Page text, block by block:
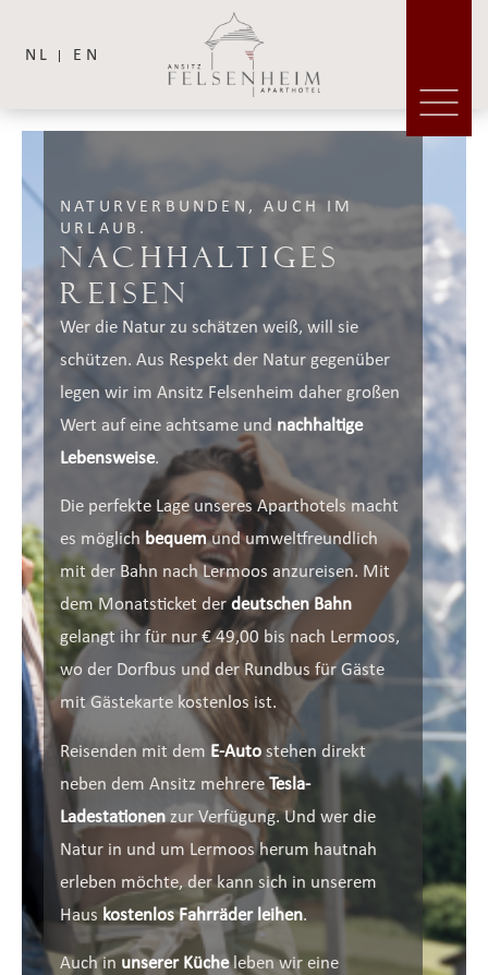
NL EN
NATURVERBUNDEN, AUCH IM
URLAUB.
Nachhaltiges
Reisen
Wer die Natur zu schätzen weiß, will sie
schützen. Aus Respekt der Natur gegenüber
legen wir im Ansitz Felsenheim daher großen
Wert auf eine achtsame und nachhaltige
Lebensweise.
Die perfekte Lage unseres Aparthotels macht
es möglich bequemund umweltfreundlich
mit der Bahn nach Lermoos anzureisen. Mit
dem Monatsticket derdeutschen Bahn
gelangt ihr für nur € 49,00 bis nach Lermoos,
wo der Dorfbus und der Rundbus für Gäste
mit Gästekarte kostenlos ist.
Reisenden mit dem E-Autostehen direkt
neben dem Ansitz mehrereTesla-
Ladestationenzur Verfügung. Und wer die
Natur in und um Lermoos herum hautnah
erleben möchte, der kann sich in unserem
Haus kostenlos Fahrräder leihen.
Auch in unserer Kücheleben wir eine